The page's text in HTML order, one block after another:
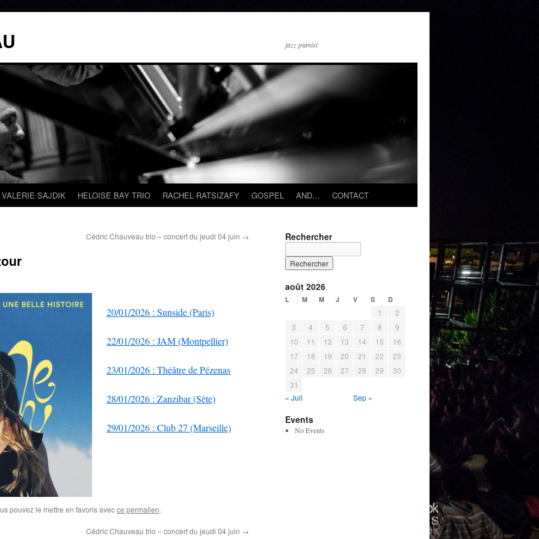
jazz pianist
VALERIE SAJDIK HELOISE BAY TRIO RACHEL RATSIZAFY GOSPEL AND… CONTACT
Cédric Chauveau trio – concert du jeudi 04 juin →
20/01/2026 : Sunside (Paris)
22/01/2026 : JAM (Montpellier)
23/01/2026 : Théâtre de Pézenas
28/01/2026 : Zanzibar (Sète)
29/01/2026 : Club 27 (Marseille)
pouvez le mettre en favoris avecce permalien.
Cédric Chauveau trio – concert du jeudi 04 juin →
Rechercher
août 2026
L M M J V S D
1
2
3
4 5 6 7 8
9
10
11 12 13 14 15
16
17
18 19 20 21 22
23
24
25 26 27 28 29
30
31
« Juil
Sep »
Events
No Events